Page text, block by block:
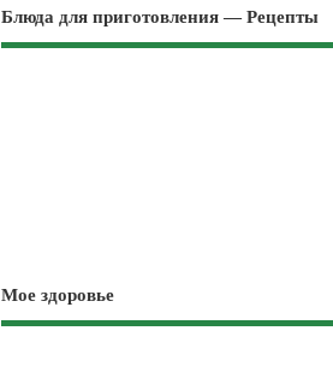
Блюда для приготовления — Рецепты
Мое здоровье